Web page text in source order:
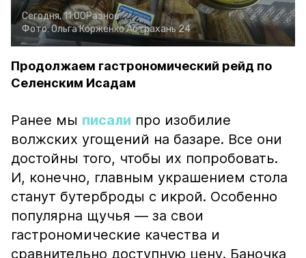
Сегодня, 11:00Разное
Фото:Ольга КорженкоАстрахань 24
Продолжаем гастрономический рейд по
Селенским Исадам
Ранее мы писали про изобилие
волжских угощений на базаре. Все они
достойны того, чтобы их попробовать.
И, конечно, главным украшением стола
станут бутерброды с икрой. Особенно
популярна щучья — за свои
гастрономические качества и
сравнительно доступную цену. Баночка